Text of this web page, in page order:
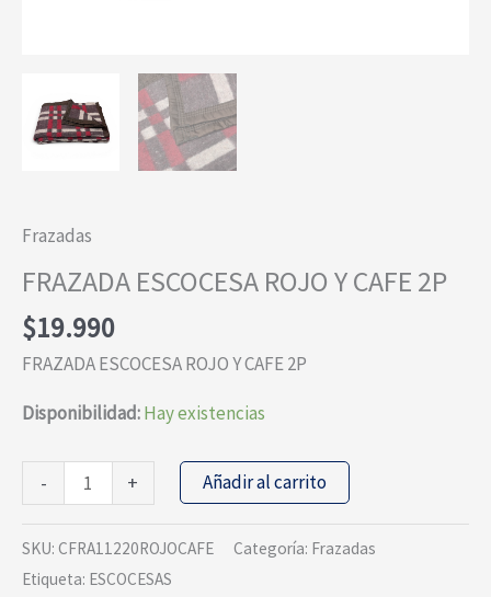
Frazadas
FRAZADA ESCOCESA ROJO Y CAFE 2P
$19.990
FRAZADA ESCOCESA ROJO Y CAFE 2P
Disponibilidad:Hay existencias
-
FRAZADA
ESCOCESA
ROJO
Y
+ Añadir al carrito
SKU: CFRA11220ROJOCAFE Categoría: Frazadas
Etiqueta: ESCOCESAS